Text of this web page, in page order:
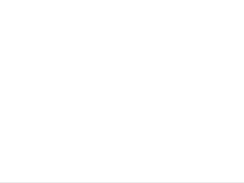
Acesso ao
Acesso aos